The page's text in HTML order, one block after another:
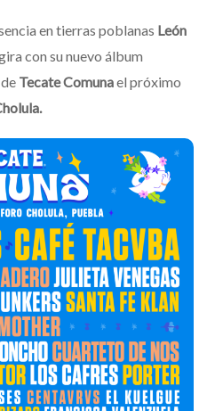
en tierras poblanas León
con su nuevo álbum
Tecate Comunael próximo